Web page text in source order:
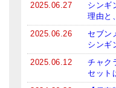
お香定期購入（ラクと
チベット高僧のオラクルカ
ベル＆ドルジェ
シンギングボウル入門本・
2025.06.27
シンギ
理由と
2025.06.26
セブン
シンギ
2025.06.12
チャク
セット